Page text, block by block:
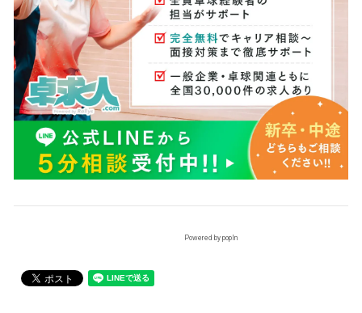
Powered by popIn